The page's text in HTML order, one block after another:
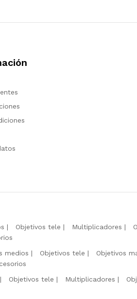
Objetivos tele Multiplicadores
medios Objetivos tele Objetivos
Objetivos tele Multiplicadores